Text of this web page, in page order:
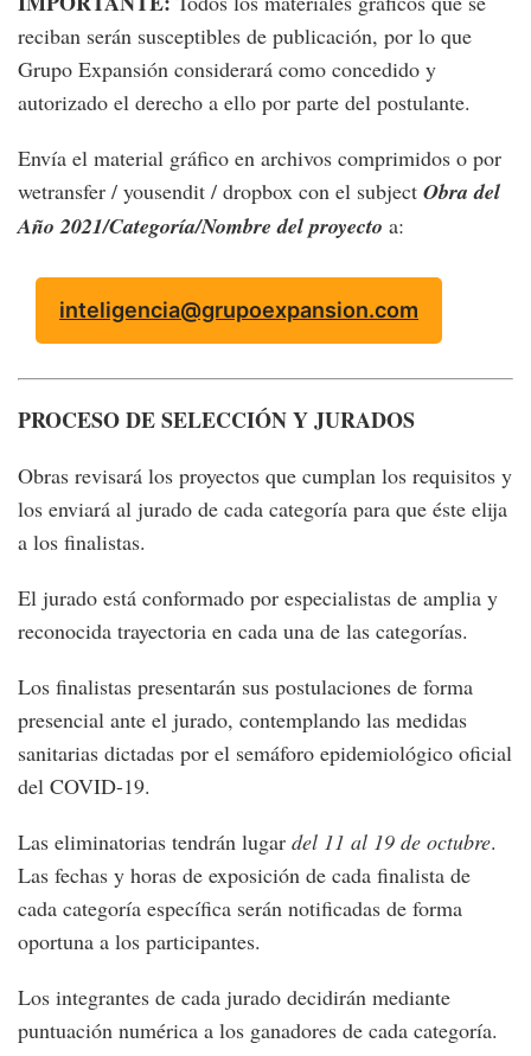
reciban serán susceptibles de publicación, por lo que
Grupo Expansión considerará como concedido y
autorizado el derecho a ello por parte del postulante.
Envía el material gráfico en archivos comprimidos o por
wetransfer / yousendit / dropbox con el subject Obra del
Año 2021/Categoría/Nombre del proyecto a:
inteligencia@grupoexpansion.com
PROCESO DE SELECCIÓN Y JURADOS
Obras revisará los proyectos que cumplan los requisitos y
los enviará al jurado de cada categoría para que éste elija
a los finalistas.
El jurado está conformado por especialistas de amplia y
reconocida trayectoria en cada una de las categorías.
Los finalistas presentarán sus postulaciones de forma
presencial ante el jurado, contemplando las medidas
sanitarias dictadas por el semáforo epidemiológico oficial
del COVID-19.
Las eliminatorias tendrán lugar del 11 al 19 de octubre.
Las fechas y horas de exposición de cada finalista de
cada categoría específica serán notificadas de forma
oportuna a los participantes.
Los integrantes de cada jurado decidirán mediante
puntuación numérica a los ganadores de cada categoría.